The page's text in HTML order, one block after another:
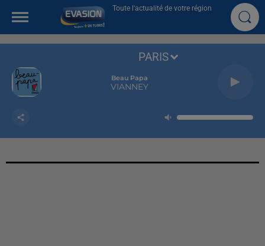
Toute l'actualité de votre région
Beau Papa
VIANNEY
PARIS